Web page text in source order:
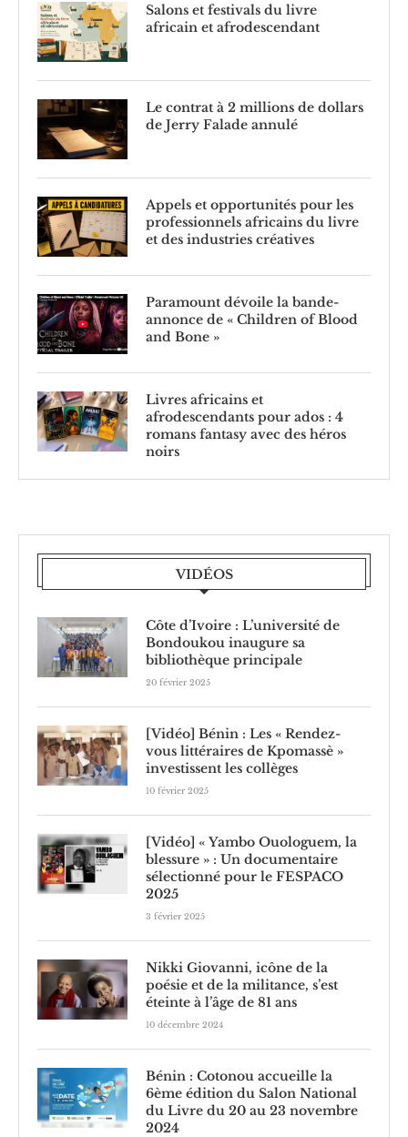
Salons et festivals du livre
africain et afrodescendant
Le contrat à 2 millions de dollars
de Jerry Falade annulé
Appels et opportunités pour les
professionnels africains du livre
et des industries créatives
Paramount dévoile la bande-
annonce de « Children of Blood
and Bone »
Livres africains et
afrodescendants pour ados : 4
romans fantasy avec des héros
noirs
VIDÉOS
Côte d’Ivoire : L’université de
Bondoukou inaugure sa
bibliothèque principale
20 février 2025
[Vidéo] Bénin : Les « Rendez-
vous littéraires de Kpomassè »
investissent les collèges
10 février 2025
[Vidéo] « Yambo Ouologuem, la
blessure » : Un documentaire
sélectionné pour le FESPACO
2025
3 février 2025
Nikki Giovanni, icône de la
poésie et de la militance, s’est
éteinte à l’âge de 81 ans
10 décembre 2024
Bénin : Cotonou accueille la
6ème édition du Salon National
du Livre du 20 au 23 novembre
2024